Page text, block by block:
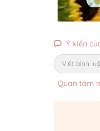
Ý kiến
Viết bình
Quan tâm